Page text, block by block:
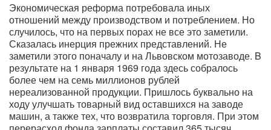
Экономическая реформа потребовала иных
отношений между производством и потреблением. Но
случилось, что на первых порах не все это заметили.
Сказалась инерция прежних представлений. Не
заметили этого поначалу и на Львовском мотозаводе. B
результате на 1 января 1969 года здесь собралось
более чем на семь миллионов рублей
нереализованной продукции. Пришлось буквально на
ходу улучшать товарный вид оставшихся на заводе
машин, а также тех, что возвратила торговля. При этом